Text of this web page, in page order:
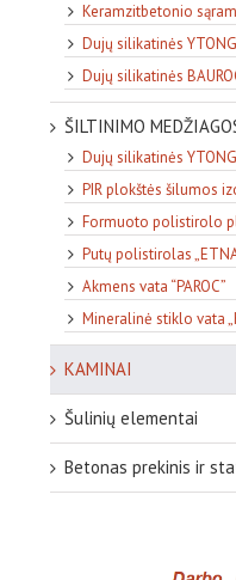
Keramzitbetonio
Dujų silikatinės
Dujų silikatinės
ŠILTINIMO
Dujų silikatinės YTONG
PIR plokštės šilumos
Formuoto polistirolo
Putų polistirolas
Akmens vata “PAROC”
Mineralinė stiklo vata
KAMINAI
Šulinių elementai
Betonas prekinis ir